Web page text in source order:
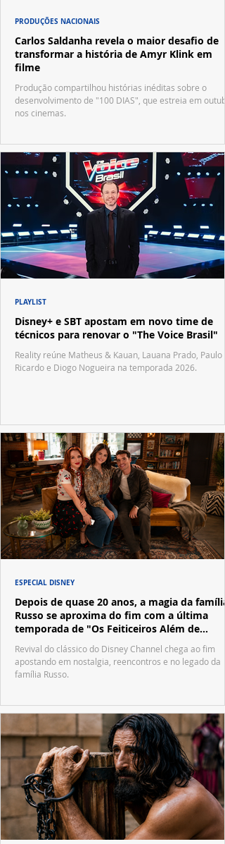
Carlos Saldanha revela o maior desafio de
transformar a história de Amyr Klink em
filme
Produção compartilhou histórias inéditas sobre o
desenvolvimento de "100 DIAS", que estreia em
nos cinemas.
PRODUÇÕES NACIONAIS
Disney+ e SBT apostam em novo time de
técnicos para renovar o "The Voice Brasil"
Reality reúne Matheus & Kauan, Lauana Prado, Paulo
Ricardo e Diogo Nogueira na temporada 2026.
PLAYLIST
Depois de quase 20 anos, a magia da família
Russo se aproxima do fim com a última
temporada de "Os Feiticeiros Além de
Revival do clássico do Disney Channel chega ao fim
apostando em nostalgia, reencontros e no legado da
família Russo.
ESPECIAL DISNEY